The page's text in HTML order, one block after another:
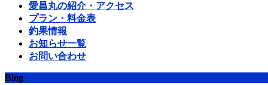
愛昌丸の紹介・アクセス
プラン・料金表
釣果情報
お知らせ一覧
お問い合わせ
Blog